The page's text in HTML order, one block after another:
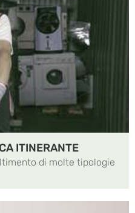
ITINERANTE
di molte tipologie